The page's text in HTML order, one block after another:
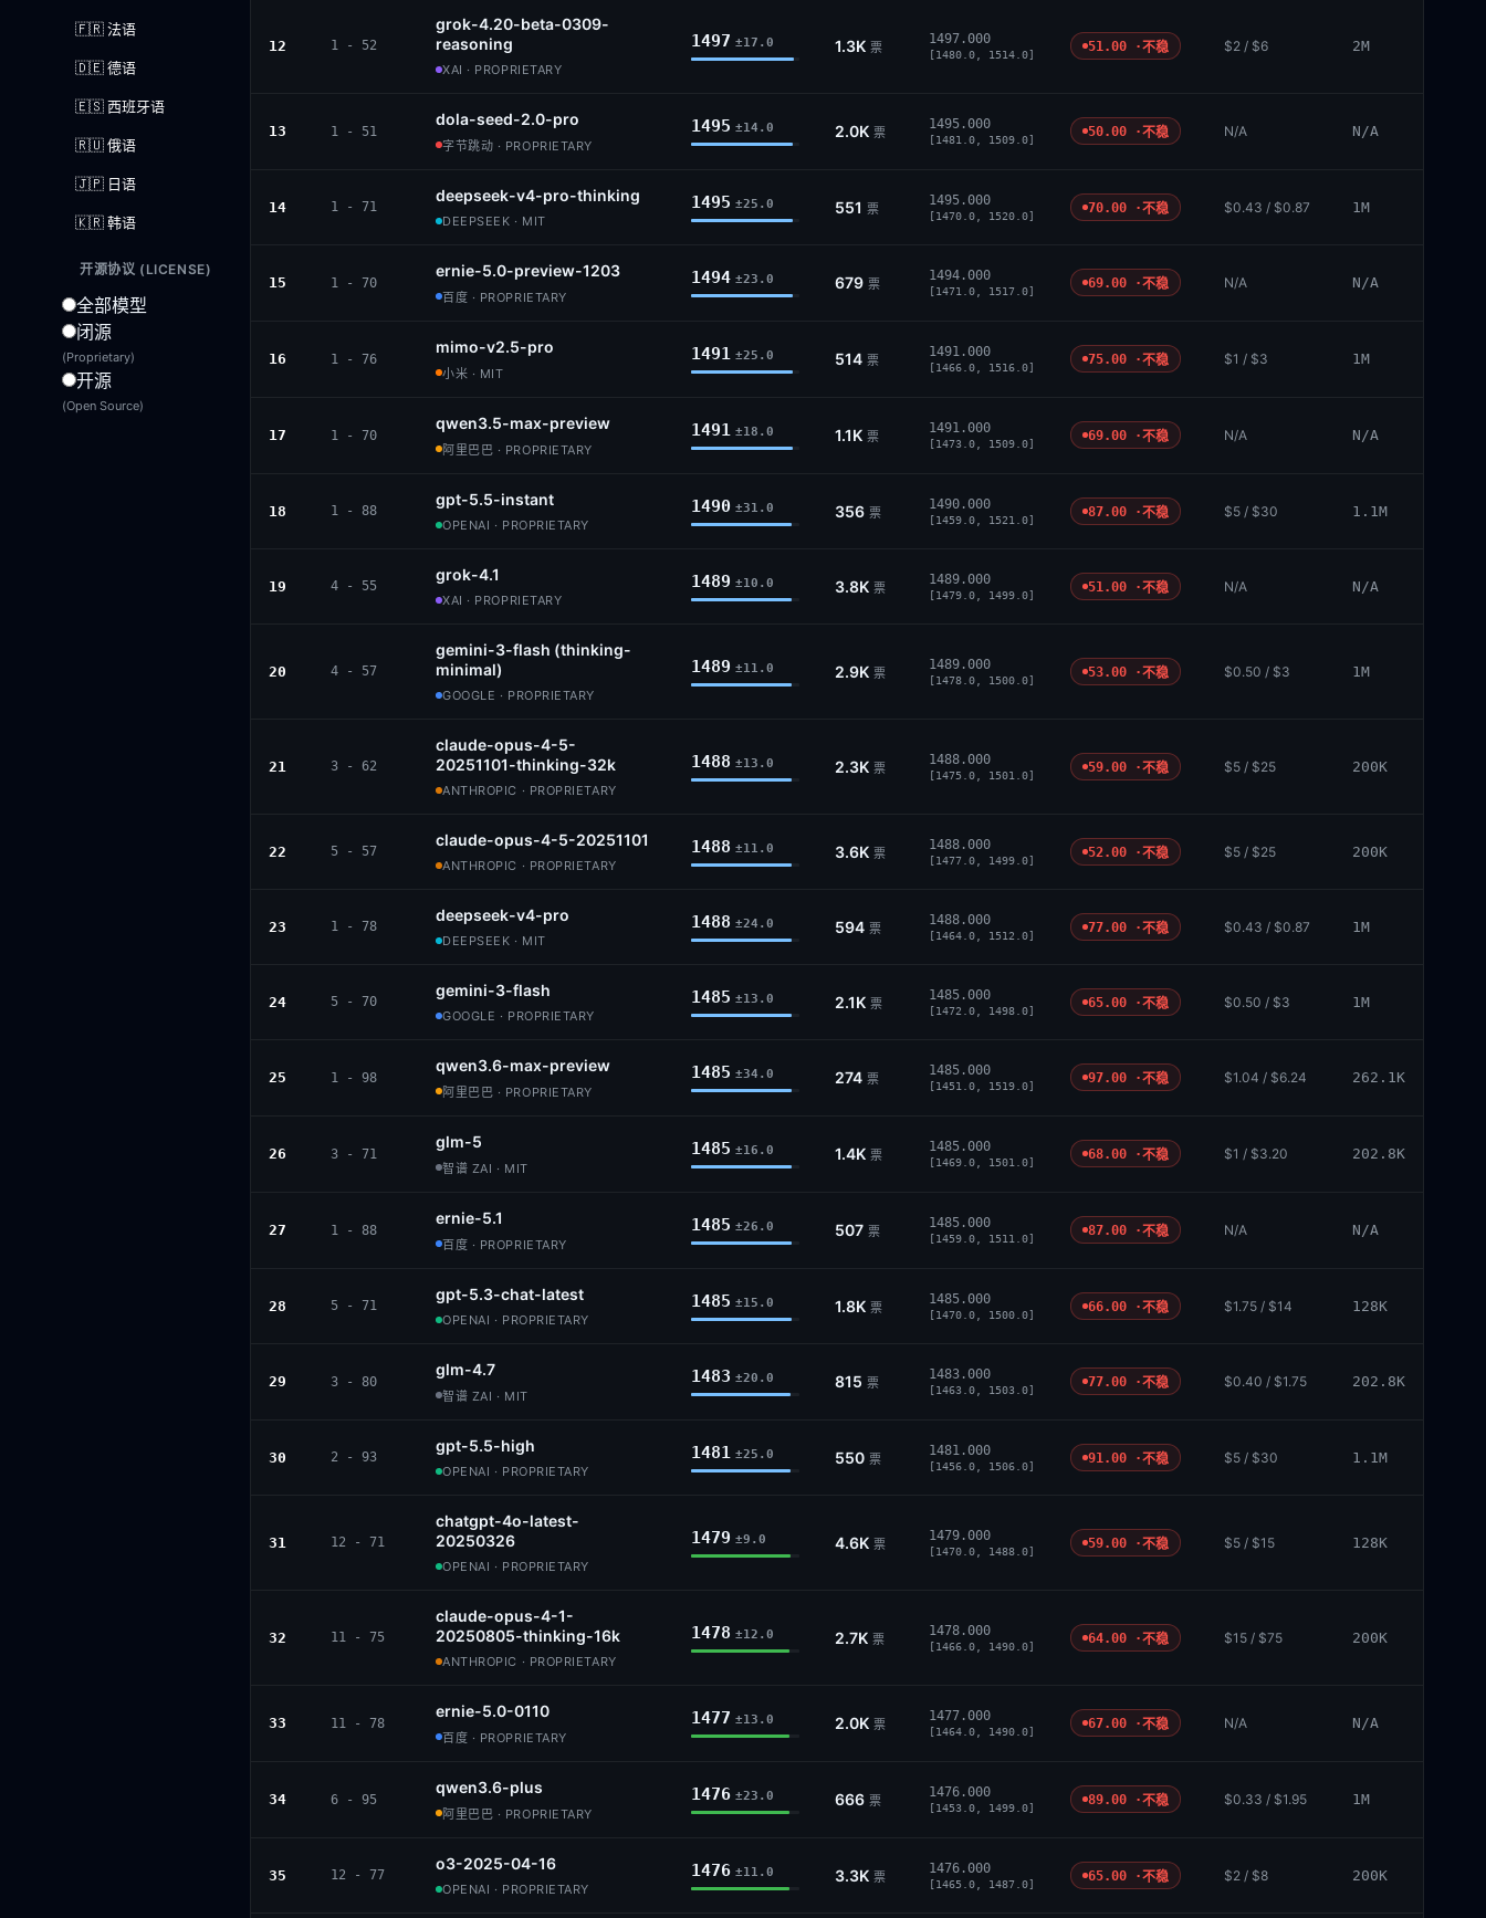
🇫🇷 法语
🇩🇪 德语
🇪🇸 西班牙语
🇷🇺 俄语
🇯🇵 日语
🇰🇷 韩语
开源协议 (LICENSE)
全部模型
闭源
(Proprietary)
开源
(Open Source)
12 1 - 52
grok-4.20-beta-0309-
reasoning
XAI · PROPRIETARY
1497 ±17.0 1.3K 票
1497.000
[1480.0, 1514.0]
51.00 ·不稳 $2 / $6 2M
13 1 - 51
dola-seed-2.0-pro
字节跳动 · PROPRIETARY
1495 ±14.0 2.0K 票
1495.000
[1481.0, 1509.0]
50.00 ·不稳 N/A N/A
14 1 - 71
deepseek-v4-pro-thinking
DEEPSEEK · MIT
1495 ±25.0 551 票
1495.000
[1470.0, 1520.0]
70.00 ·不稳 $0.43 / $0.87 1M
15 1 - 70
ernie-5.0-preview-1203
百度 · PROPRIETARY
1494 ±23.0 679 票
1494.000
[1471.0, 1517.0]
69.00 ·不稳 N/A N/A
16 1 - 76
mimo-v2.5-pro
小米 · MIT
1491 ±25.0 514 票
1491.000
[1466.0, 1516.0]
75.00 ·不稳 $1 / $3 1M
17 1 - 70
qwen3.5-max-preview
阿里巴巴 · PROPRIETARY
1491 ±18.0 1.1K 票
1491.000
[1473.0, 1509.0]
69.00 ·不稳 N/A N/A
18 1 - 88
gpt-5.5-instant
OPENAI · PROPRIETARY
1490 ±31.0 356 票
1490.000
[1459.0, 1521.0]
87.00 ·不稳 $5 / $30 1.1M
19 4 - 55
grok-4.1
XAI · PROPRIETARY
1489 ±10.0 3.8K 票
1489.000
[1479.0, 1499.0]
51.00 ·不稳 N/A N/A
20 4 - 57
gemini-3-flash (thinking-
minimal)
GOOGLE · PROPRIETARY
1489 ±11.0 2.9K 票
1489.000
[1478.0, 1500.0]
53.00 ·不稳 $0.50 / $3 1M
21 3 - 62
claude-opus-4-5-
20251101-thinking-32k
ANTHROPIC · PROPRIETARY
1488 ±13.0 2.3K 票
1488.000
[1475.0, 1501.0]
59.00 ·不稳 $5 / $25 200K
22 5 - 57
claude-opus-4-5-20251101
ANTHROPIC · PROPRIETARY
1488 ±11.0 3.6K 票
1488.000
[1477.0, 1499.0]
52.00 ·不稳 $5 / $25 200K
23 1 - 78
deepseek-v4-pro
DEEPSEEK · MIT
1488 ±24.0 594 票
1488.000
[1464.0, 1512.0]
77.00 ·不稳 $0.43 / $0.87 1M
24 5 - 70
gemini-3-flash
GOOGLE · PROPRIETARY
1485 ±13.0 2.1K 票
1485.000
[1472.0, 1498.0]
65.00 ·不稳 $0.50 / $3 1M
25 1 - 98
qwen3.6-max-preview
阿里巴巴 · PROPRIETARY
1485 ±34.0 274 票
1485.000
[1451.0, 1519.0]
97.00 ·不稳 $1.04 / $6.24 262.1K
26 3 - 71
glm-5
智谱 ZAI · MIT
1485 ±16.0 1.4K 票
1485.000
[1469.0, 1501.0]
68.00 ·不稳 $1 / $3.20 202.8K
27 1 - 88
ernie-5.1
百度 · PROPRIETARY
1485 ±26.0 507 票
1485.000
[1459.0, 1511.0]
87.00 ·不稳 N/A N/A
28 5 - 71
gpt-5.3-chat-latest
OPENAI · PROPRIETARY
1485 ±15.0 1.8K 票
1485.000
[1470.0, 1500.0]
66.00 ·不稳 $1.75 / $14 128K
29 3 - 80
glm-4.7
智谱 ZAI · MIT
1483 ±20.0 815 票
1483.000
[1463.0, 1503.0]
77.00 ·不稳 $0.40 / $1.75 202.8K
30 2 - 93
gpt-5.5-high
OPENAI · PROPRIETARY
1481 ±25.0 550 票
1481.000
[1456.0, 1506.0]
91.00 ·不稳 $5 / $30 1.1M
31 12 - 71
chatgpt-4o-latest-
20250326
OPENAI · PROPRIETARY
1479 ±9.0 4.6K 票
1479.000
[1470.0, 1488.0]
59.00 ·不稳 $5 / $15 128K
32 11 - 75
claude-opus-4-1-
20250805-thinking-16k
ANTHROPIC · PROPRIETARY
1478 ±12.0 2.7K 票
1478.000
[1466.0, 1490.0]
64.00 ·不稳 $15 / $75 200K
33 11 - 78
ernie-5.0-0110
百度 · PROPRIETARY
1477 ±13.0 2.0K 票
1477.000
[1464.0, 1490.0]
67.00 ·不稳 N/A N/A
34 6 - 95
qwen3.6-plus
阿里巴巴 · PROPRIETARY
1476 ±23.0 666 票
1476.000
[1453.0, 1499.0]
89.00 ·不稳 $0.33 / $1.95 1M
35 12 - 77
o3-2025-04-16
OPENAI · PROPRIETARY
1476 ±11.0 3.3K 票
1476.000
[1465.0, 1487.0]
65.00 ·不稳 $2 / $8 200K